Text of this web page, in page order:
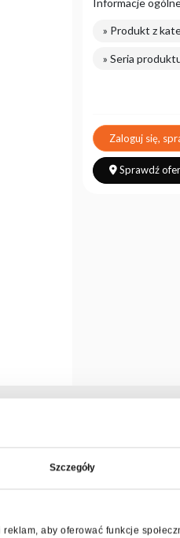
Szczegóły
aby oferować funkcje
» Produkt z
» Seria
Zaloguj się,
Sprawdź
marki Flash-Butrym.
LAMP